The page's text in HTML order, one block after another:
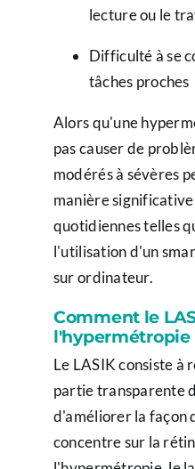
lecture ou le
Difficulté à se
tâches proches
Alors qu'une
pas causer de
modérés à sévères
manière
quotidiennes telles
l'utilisation d'un
sur ordinateur.
Comment le
l'hypermétropie
Le LASIK consiste à
partie transparente
d'améliorer la façon
concentre sur la